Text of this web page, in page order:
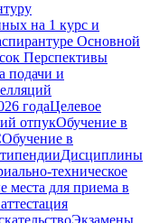
на 1 курс и
Основной
Перспективы
подачи и
годаЦелевое
отпукОбучение в
Обучение в
Дисциплины
техническое
места для приема в
Экзамены